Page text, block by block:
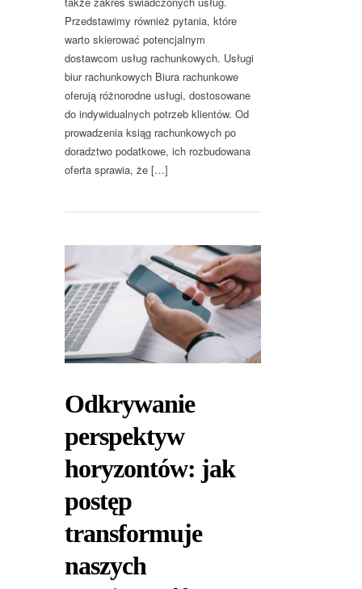
Przedstawimy również pytania, które
warto skierować potencjalnym
dostawcom usług rachunkowych. Usługi
biur rachunkowych Biura rachunkowe
oferują różnorodne usługi, dostosowane
do indywidualnych potrzeb klientów. Od
prowadzenia ksiąg rachunkowych po
doradztwo podatkowe, ich rozbudowana
oferta sprawia, że […]
Odkrywanie
perspektyw
horyzontów: jak
postęp
transformuje
naszych